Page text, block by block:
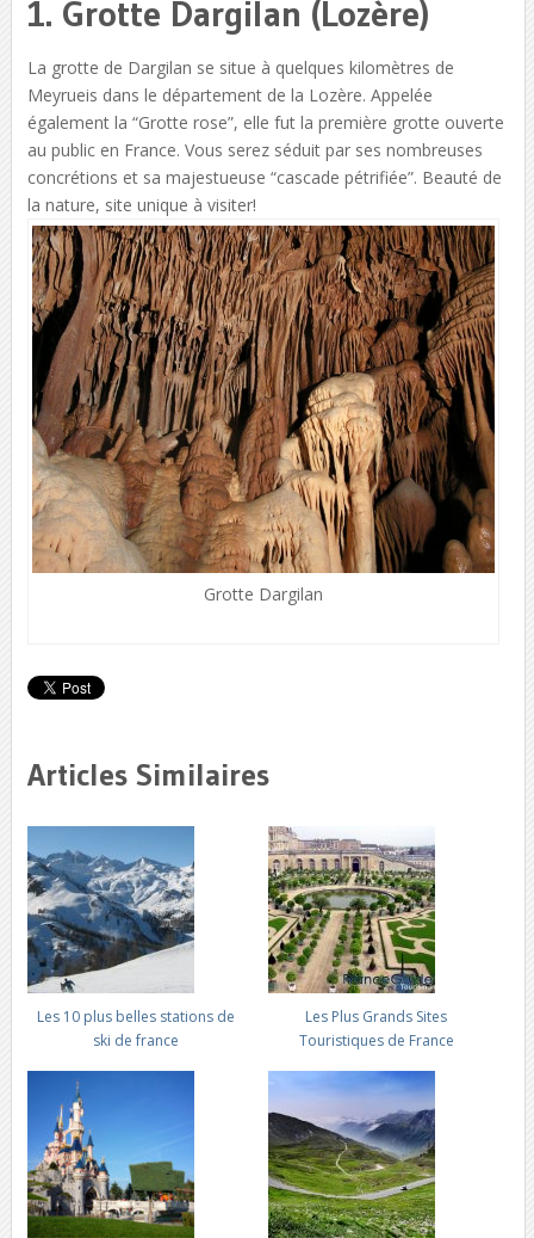
1. Grotte Dargilan (Lozère)
La grotte de Dargilan se situe à quelques kilomètres de
Meyrueis dans le département de la Lozère. Appelée
également la “Grotte rose”, elle fut la première grotte ouverte
au public en France. Vous serez séduit par ses nombreuses
concrétions et sa majestueuse “cascade pétrifiée”. Beauté de
la nature, site unique à visiter!
Grotte Dargilan
Articles Similaires
Les 10 plus belles stations de
ski de france
Les Plus Grands Sites
Touristiques de France